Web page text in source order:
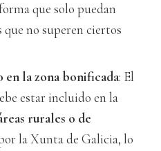
que solo puedan
no superen ciertos
la zona bonificada: El
estar incluido en la
rurales o de
la Xunta de Galicia, lo